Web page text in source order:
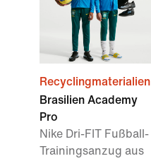
Recyclingmaterialien
Brasilien Academy
Pro
Nike Dri-FIT Fußball-
Trainingsanzug aus